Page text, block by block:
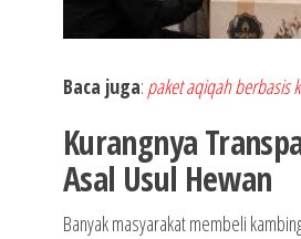
Baca juga: paket aqiqah berbasis
Kurangnya
Asal Usul Hewan
Banyak masyarakat membeli